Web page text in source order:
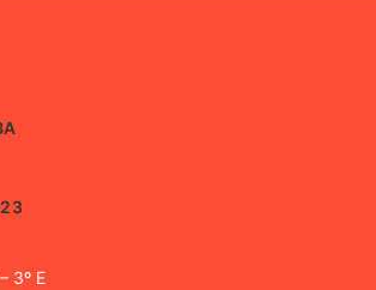
3º E